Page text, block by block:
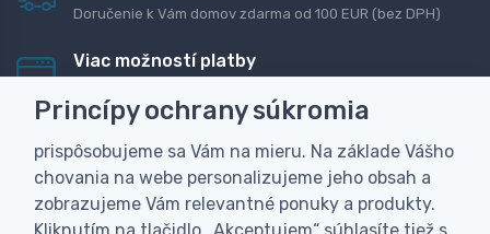
Doručenie k Vám domov zdarma od 100 EUR (bez DPH)
Viac možností platby
dobierku
Personalizácia
Vyrobíme Vám vlastný originálny darček
Skúsenosť
Princípy ochrany súkromia
prispôsobujeme sa Vám na mieru. Na základe Vášho
chovania na webe personalizujeme jeho obsah a
zobrazujeme Vám relevantné ponuky a produkty.